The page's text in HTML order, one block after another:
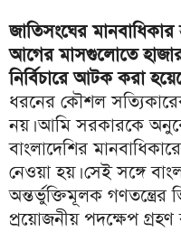
জাতিসংঘের
আগের মাসগুলোতে
নির্বিচারে আটক করা
ধরনের কৌশল
নয়। আমি সরকারকে
বাংলাদেশির
নেওয়া হয়। সেই সঙ্গে
অন্তর্ভুক্তিমূলক গণতন্ত্রের
প্রয়োজনীয় পদক্ষেপ গ্রহণ